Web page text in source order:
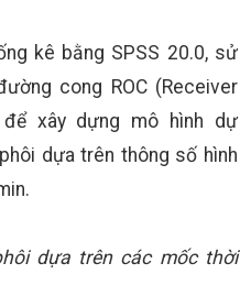
kê bằng SPSS 20.0, sử
cong ROC (Receiver
để xây dựng mô hình dự
dựa trên thông số hình
dựa trên các mốc thời